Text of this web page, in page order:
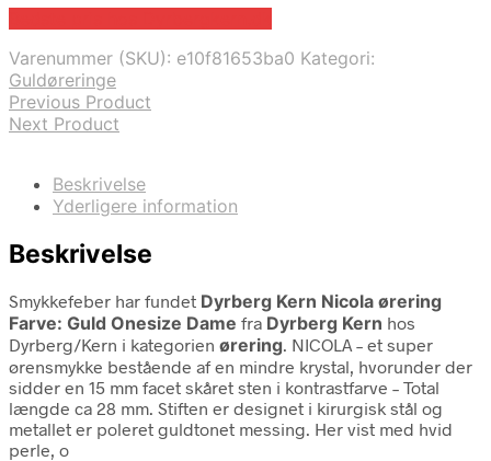
Varenummer (SKU): e10f81653ba0 Kategori:
Guldøreringe
Previous Product
Next Product
Beskrivelse
Yderligere information
Beskrivelse
Smykkefeber har fundet Dyrberg Kern Nicola ørering
Farve: Guld Onesize Dame fra Dyrberg Kern hos
Dyrberg/Kern i kategorien ørering. NICOLA – et super
ørensmykke bestående af en mindre krystal, hvorunder der
sidder en 15 mm facet skåret sten i kontrastfarve – Total
længde ca 28 mm. Stiften er designet i kirurgisk stål og
metallet er poleret guldtonet messing. Her vist med hvid
perle, o